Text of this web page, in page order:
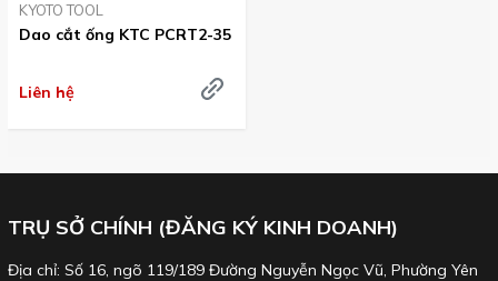
KYOTO TOOL
Dao cắt ống KTC PCRT2-35
Liên hệ
TRỤ SỞ CHÍNH (ĐĂNG KÝ KINH DOANH)
Địa chỉ: Số 16, ngõ 119/189 Đường Nguyễn Ngọc Vũ, Phường Yên